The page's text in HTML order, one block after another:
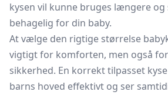
kysen vil kunne bruges længere
behagelig for din baby.
At vælge den rigtige størrelse
vigtigt for komforten, men også
sikkerhed. En korrekt tilpasset
barns hoved effektivt og ser